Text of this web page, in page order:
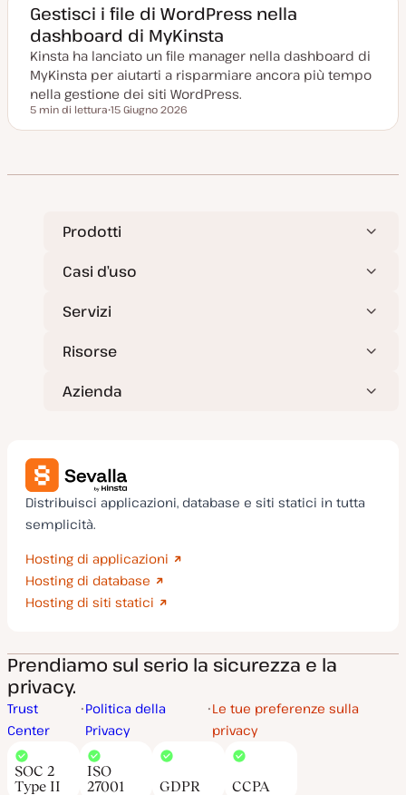
g
g
i
o
r
a
t
a
Gestisci i file di WordPress nella
dashboard di MyKinsta
Kinsta ha lanciato un file manager nella dashboard di
MyKinsta per aiutarti a risparmiare ancora più tempo
nella gestione dei siti WordPress.
Tempo di lettura
5 min di lettura
a
r
n
t
a
15 Giugno 2026
Prodotti
Casi d’uso
Servizi
Risorse
Azienda
Distribuisci applicazioni, database e siti statici in tutta
semplicità.
Hosting di applicazioni
Hosting di database
Hosting di siti statici
Prendiamo sul serio la sicurezza e la
privacy.
Trust
Center
Politica della
Privacy
Le tue preferenze sulla
privacy
SOC 2
Type II
ISO
27001
GDPR CCPA